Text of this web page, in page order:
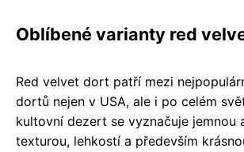
Oblíbené varianty red
Red velvet dort patří mezi
dortů nejen v USA, ale i po celém
kultovní dezert se vyznačuje jemnou
texturou, lehkostí a především